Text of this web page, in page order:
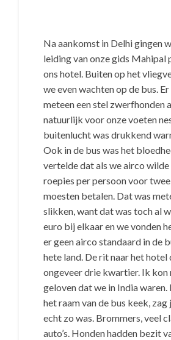
Na aankomst in Delhi gingen
leiding van onze gids Mahipal
ons hotel. Buiten op het
we even wachten op de bus.
meteen een stel zwerfhonden
natuurlijk voor onze voeten
buitenlucht was drukkend
Ook in de bus was het
vertelde dat als we airco
roepies per persoon voor
moesten betalen. Dat was
slikken, want dat was toch al
euro bij elkaar en we vonden
er geen airco standaard in de
hete land. De rit naar het hotel
ongeveer drie kwartier. Ik kon
geloven dat we in India
het raam van de bus keek,
echt zo was. Brommers, veel
auto’s. Honden hadden bezit